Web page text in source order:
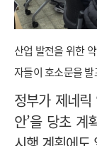
산업 발전을 위한
자들이 호소문을
정부가 제네릭
안’을 당초 계